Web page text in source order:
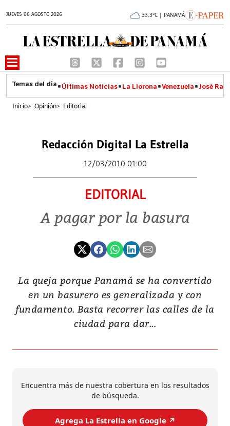
JUEVES 06 AGOSTO 2026 33.3°C | PANAMÁ
Últimas Noticias La Llorona Venezuela José
Inicio> Opinión> Editorial
Redacción Digital La Estrella
12/03/2010 01:00
EDITORIAL
A pagar por la basura
La queja porque Panamá se ha convertido
en un basurero es generalizada y con
fundamento. Basta recorrer las calles de la
ciudad para dar...
Encuentra más de nuestra cobertura en los resultados
de búsqueda.
Agrega La Estrella en Google ↗️